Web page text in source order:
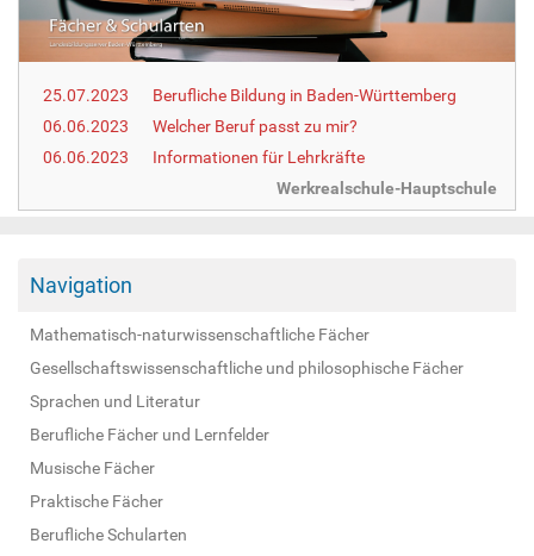
h
e
r
:
25.07.2023
Berufliche Bildung in Baden-Württemberg
06.06.2023
Welcher Beruf passt zu mir?
06.06.2023
Informationen für Lehrkräfte
Werkrealschule-Hauptschule
Navigation
Mathematisch-naturwissenschaftliche Fächer
Gesellschaftswissenschaftliche und philosophische Fächer
Sprachen und Literatur
Berufliche Fächer und Lernfelder
Musische Fächer
Praktische Fächer
Berufliche Schularten